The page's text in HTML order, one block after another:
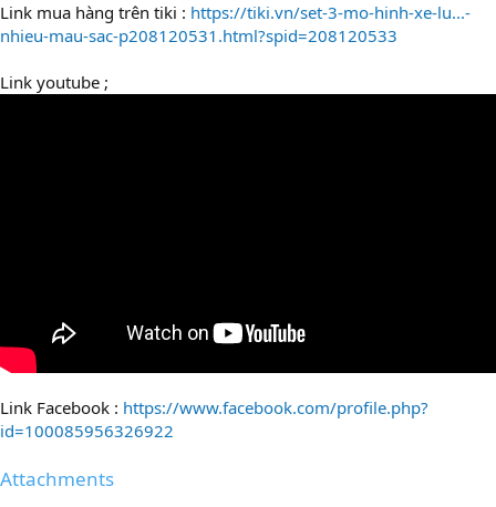
Link mua hàng trên tiki : https://tiki.vn/set-3-mo-hinh-xe-lu...-
nhieu-mau-sac-p208120531.html?spid=208120533
Link youtube ;
Link Facebook : https://www.facebook.com/profile.php?
id=100085956326922
Attachments